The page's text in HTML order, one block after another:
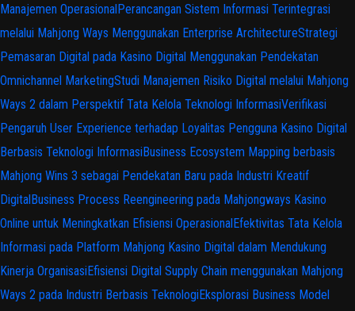
Manajemen OperasionalPerancangan Sistem Informasi Terintegrasi
melalui Mahjong Ways Menggunakan Enterprise ArchitectureStrategi
Pemasaran Digital pada Kasino Digital Menggunakan Pendekatan
Omnichannel MarketingStudi Manajemen Risiko Digital melalui Mahjong
Ways 2 dalam Perspektif Tata Kelola Teknologi InformasiVerifikasi
Pengaruh User Experience terhadap Loyalitas Pengguna Kasino Digital
Berbasis Teknologi InformasiBusiness Ecosystem Mapping berbasis
Mahjong Wins 3 sebagai Pendekatan Baru pada Industri Kreatif
DigitalBusiness Process Reengineering pada Mahjongways Kasino
Online untuk Meningkatkan Efisiensi OperasionalEfektivitas Tata Kelola
Informasi pada Platform Mahjong Kasino Digital dalam Mendukung
Kinerja OrganisasiEfisiensi Digital Supply Chain menggunakan Mahjong
Ways 2 pada Industri Berbasis TeknologiEksplorasi Business Model